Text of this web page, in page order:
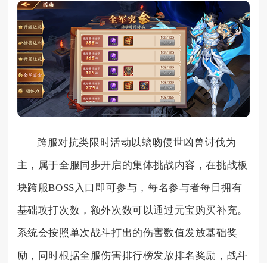
跨服对抗类限时活动以螭吻侵世凶兽讨伐为
主，属于全服同步开启的集体挑战内容，在挑战板
块跨服BOSS入口即可参与，每名参与者每日拥有
基础攻打次数，额外次数可以通过元宝购买补充。
系统会按照单次战斗打出的伤害数值发放基础奖
励，同时根据全服伤害排行榜发放排名奖励，战斗